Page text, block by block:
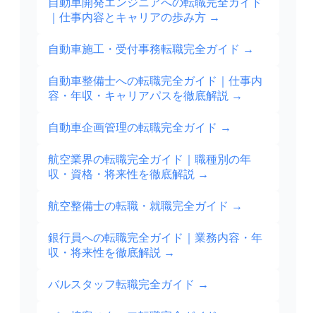
自動車開発エンジニアへの転職完全ガイド
｜仕事内容とキャリアの歩み方 →
自動車施工・受付事務転職完全ガイド →
自動車整備士への転職完全ガイド｜仕事内
容・年収・キャリアパスを徹底解説 →
自動車企画管理の転職完全ガイド →
航空業界の転職完全ガイド｜職種別の年
収・資格・将来性を徹底解説 →
航空整備士の転職・就職完全ガイド →
銀行員への転職完全ガイド｜業務内容・年
収・将来性を徹底解説 →
バルスタッフ転職完全ガイド →